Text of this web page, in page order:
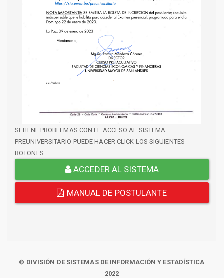
SI TIENE PROBLEMAS CON EL ACCESO AL SISTEMA
PREUNIVERSITARIO PUEDE HACER CLICK LOS SIGUIENTES
BOTONES
ACCEDER AL SISTEMA
MANUAL DE POSTULANTE
© DIVISIÓN DE SISTEMAS DE INFORMACIÓN Y ESTADÍSTICA
2022